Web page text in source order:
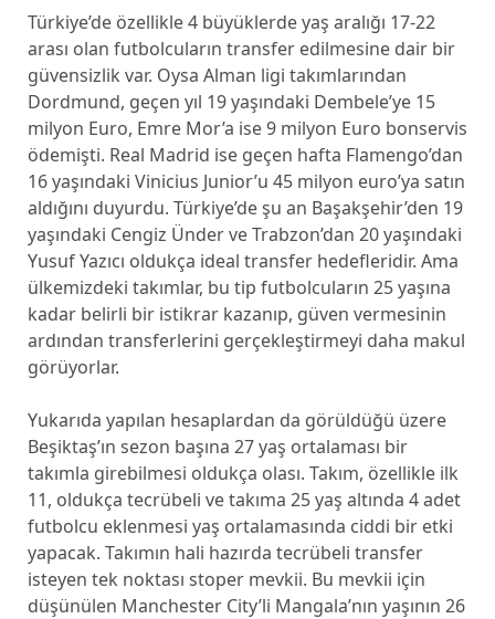
Türkiye’de özellikle 4 büyüklerde yaş aralığı 17-22
arası olan futbolcuların transfer edilmesine dair bir
güvensizlik var. Oysa Alman ligi takımlarından
Dordmund, geçen yıl 19 yaşındaki Dembele’ye 15
milyon Euro, Emre Mor’a ise 9 milyon Euro bonservis
ödemişti. Real Madrid ise geçen hafta Flamengo’dan
16 yaşındaki Vinicius Junior’u 45 milyon euro’ya satın
aldığını duyurdu. Türkiye’de şu an Başakşehir’den 19
yaşındaki Cengiz Ünder ve Trabzon’dan 20 yaşındaki
Yusuf Yazıcı oldukça ideal transfer hedefleridir. Ama
ülkemizdeki takımlar, bu tip futbolcuların 25 yaşına
kadar belirli bir istikrar kazanıp, güven vermesinin
ardından transferlerini gerçekleştirmeyi daha makul
görüyorlar.
Yukarıda yapılan hesaplardan da görüldüğü üzere
Beşiktaş’ın sezon başına 27 yaş ortalaması bir
takımla girebilmesi oldukça olası. Takım, özellikle ilk
11, oldukça tecrübeli ve takıma 25 yaş altında 4 adet
futbolcu eklenmesi yaş ortalamasında ciddi bir etki
yapacak. Takımın hali hazırda tecrübeli transfer
isteyen tek noktası stoper mevkii. Bu mevkii için
düşünülen Manchester City’li Mangala’nın yaşının 26